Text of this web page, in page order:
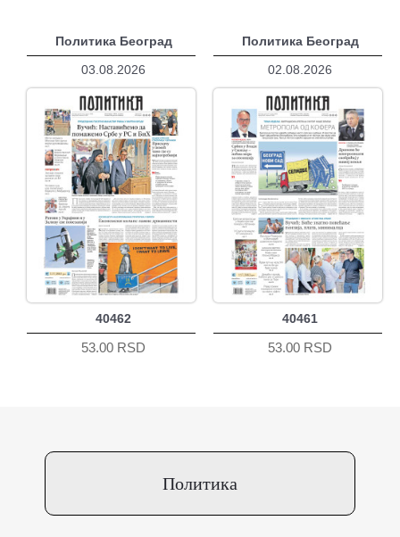
Политика Београд
03.08.2026
40462
53.00 RSD
Политика Београд
02.08.2026
40461
53.00 RSD
Политика